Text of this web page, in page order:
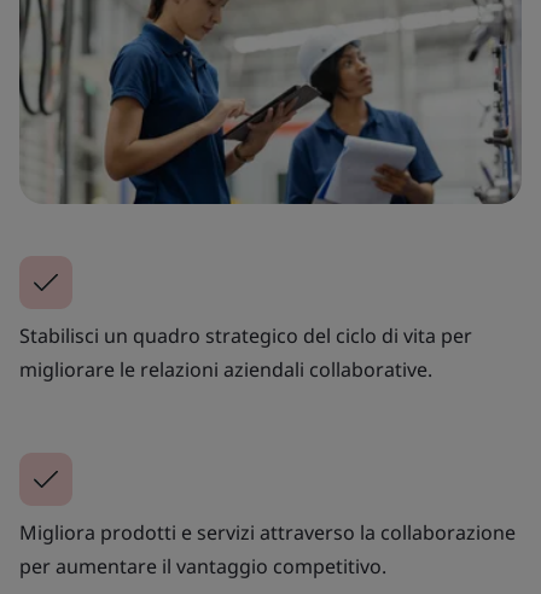
Stabilisci un quadro strategico del ciclo di vita per
migliorare le relazioni aziendali collaborative.
Migliora prodotti e servizi attraverso la collaborazione
per aumentare il vantaggio competitivo.